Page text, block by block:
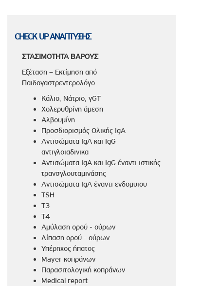
CHECK UP ΑΝΑΠΤΥΞΗΣ
ΣΤΑΣΙΜΟΤΗΤΑ ΒΑΡΟΥΣ
Εξέταση – Εκτίμηση από
Παιδογαστρεντερολόγο
Kάλιο, Nάτριο, γGT
Χολερυθρίνη άμεση
Αλβουμίνη
Προσδιορισμός Ολικής ΙgA
Αντισώματα ΙgA και ΙgG
αντιγλοιαδινικα
Αντισώματα ΙgA και ΙgG έναντι ιστικής
τρανσγλουταμινάσης
Αντισώματα ΙgA έναντι ενδομυιου
TSH
T3
T4
Αμύλαση ορού - ούρων
Λίπαση ορού - ούρων
Υπέρηχος ήπατος
Mayer κοπράνων
Παρασιτολογική κοπράνων
Medical report